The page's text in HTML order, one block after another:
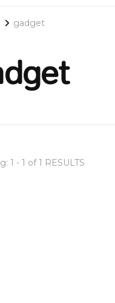
gadget
1 - 1 of 1 RESULTS